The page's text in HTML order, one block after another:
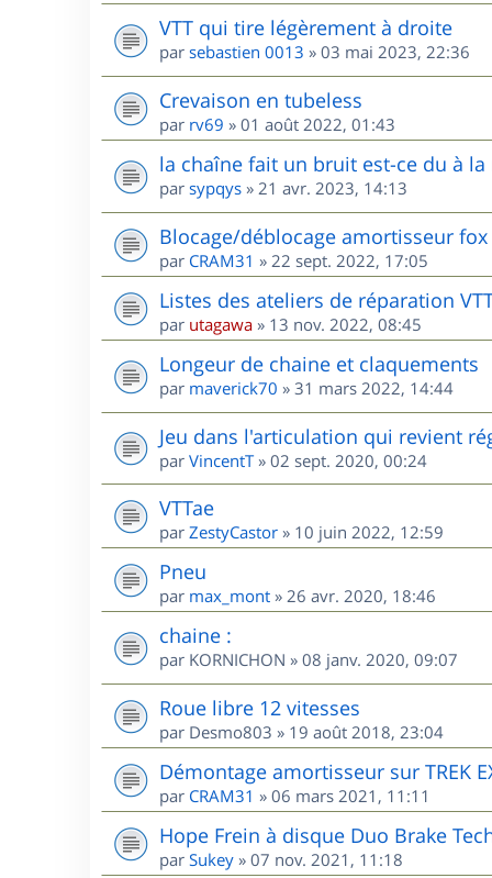
VTT qui tire légèrement à droite
par sebastien 0013 » 03 mai 2023, 22:36
Crevaison en tubeless
par rv69 » 01 août 2022, 01:43
la chaîne fait un bruit est-ce du à la
par sypqys » 21 avr. 2023, 14:13
Blocage/déblocage amortisseur
par CRAM31 » 22 sept. 2022, 17:05
Listes des ateliers de réparation
par utagawa » 13 nov. 2022, 08:45
Longeur de chaine et claquements
par maverick70 » 31 mars 2022, 14:44
Jeu dans l'articulation qui revient
par VincentT» 02 sept. 2020, 00:24
VTTae
par ZestyCastor » 10 juin 2022, 12:59
Pneu
par max_mont » 26 avr. 2020, 18:46
chaine :
par KORNICHON » 08 janv. 2020, 09:07
Roue libre 12 vitesses
par Desmo803 » 19 août 2018, 23:04
Démontage amortisseur sur TREK
par CRAM31 » 06 mars 2021, 11:11
Hope Frein à disque Duo Brake
par Sukey » 07 nov. 2021, 11:18